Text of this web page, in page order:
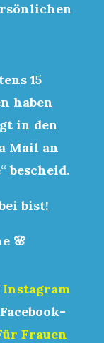
15
haben
in den
Mail an
bescheid.
bist!
🌸
Instagram
Frauen